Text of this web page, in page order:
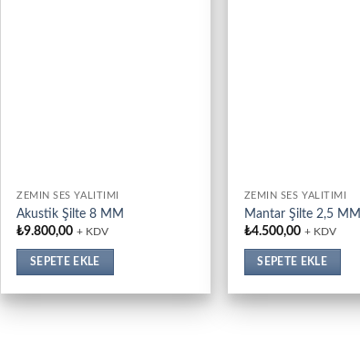
ZEMIN SES YALITIMI
Akustik Şilte 8 MM
₺9.800,00 + KDV
SEPETE EKLE
ZEMIN SES YALITIMI
Mantar Şilte 2,5 MM
₺4.500,00 + KDV
SEPETE EKLE